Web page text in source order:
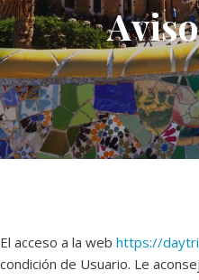
El acceso a la web https://
condición de Usuario. Le